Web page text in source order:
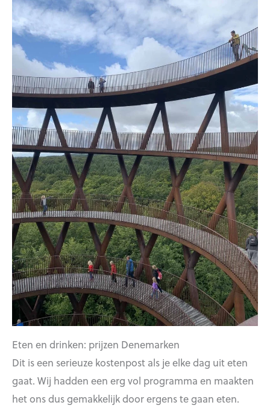
Eten en drinken: prijzen Denemarken
Dit is een serieuze kostenpost als je elke dag uit eten
gaat. Wij hadden een erg vol programma en maakten
het ons dus gemakkelijk door ergens te gaan eten.